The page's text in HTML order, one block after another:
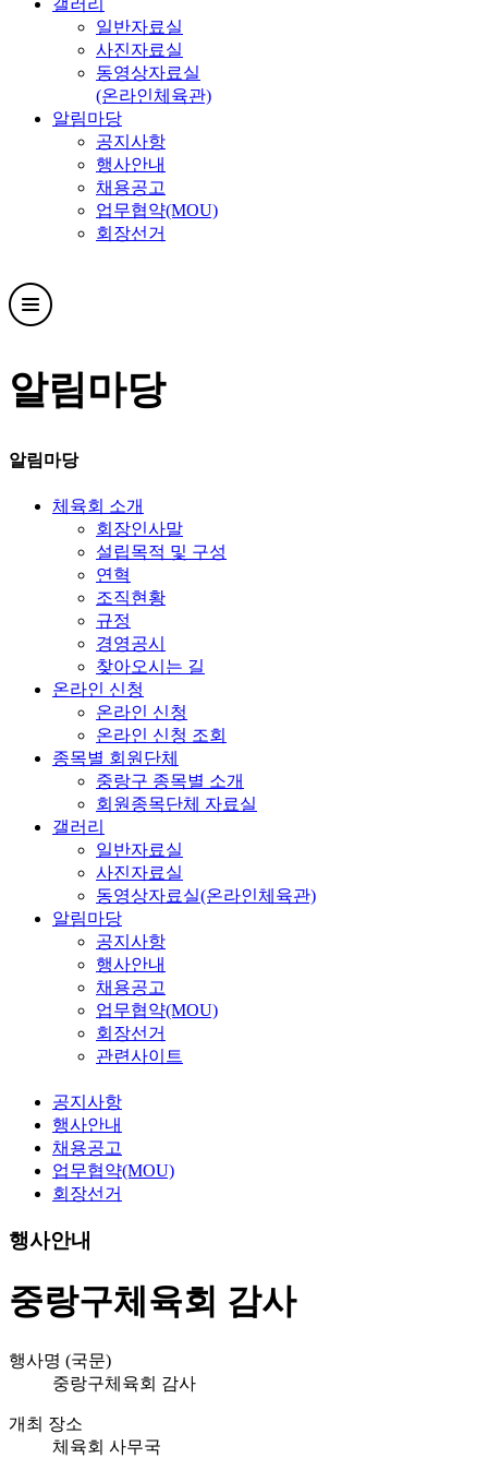
갤러리
일반자료실
사진자료실
동영상자료실
(온라인체육관)
알림마당
공지사항
행사안내
채용공고
업무협약(MOU)
회장선거
알림마당
알림마당
체육회 소개
회장인사말
설립목적 및 구성
연혁
조직현황
규정
경영공시
찾아오시는 길
온라인 신청
온라인 신청
온라인 신청 조회
종목별 회원단체
중랑구 종목별 소개
회원종목단체 자료실
갤러리
일반자료실
사진자료실
동영상자료실(온라인체육관)
알림마당
공지사항
행사안내
채용공고
업무협약(MOU)
회장선거
관련사이트
공지사항
행사안내
채용공고
업무협약(MOU)
회장선거
행사안내
중랑구체육회 감사
행사명 (국문)
중랑구체육회 감사
개최 장소
체육회 사무국